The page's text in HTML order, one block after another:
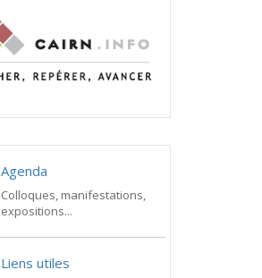
Agenda
Colloques, manifestations,
expositions...
Liens utiles